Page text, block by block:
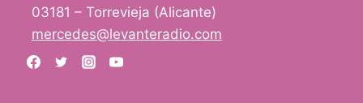
03181 – Torrevieja (Alicante)
mercedes@levanteradio.com